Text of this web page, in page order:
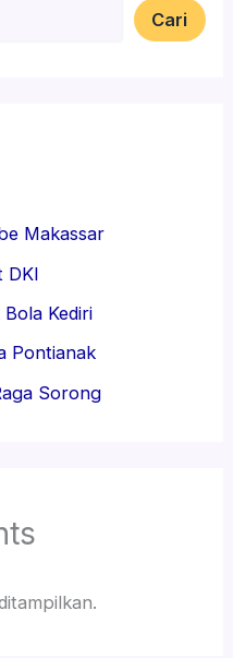
Cari
Makassar
DKI
Kediri
Pontianak
Sorong